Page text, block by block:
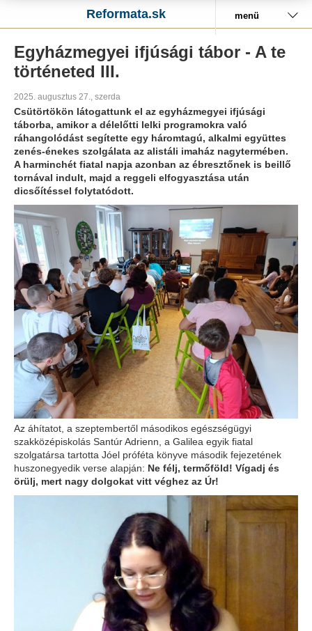
Reformata.sk menü
Egyházmegyei ifjúsági tábor - A te
történeted III.
2025. augusztus 27., szerda
Csütörtökön látogattunk el az egyházmegyei ifjúsági
táborba, amikor a délelőtti lelki programokra való
ráhangolódást segítette egy háromtagú, alkalmi együttes
zenés-énekes szolgálata az alistáli imaház nagytermében.
A harminchét fiatal napja azonban az ébresztőnek is beillő
tornával indult, majd a reggeli elfogyasztása után
dicsőítéssel folytatódott.
Az áhítatot, a szeptembertől másodikos egészségügyi
szakközépiskolás Santúr Adrienn , a Galilea egyik fiatal
szolgatársa tartotta Jóel próféta könyve második fejezetének
huszonegyedik verse alapján: Ne félj, termőföld! Vígadj és
örülj, mert nagy dolgokat vitt véghez az Úr!